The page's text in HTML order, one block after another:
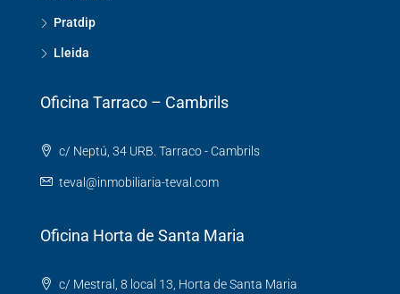
Pratdip
Lleida
Oficina Tarraco – Cambrils
c/ Neptú, 34 URB. Tarraco - Cambrils
teval@inmobiliaria-teval.com
Oficina Horta de Santa Maria
c/ Mestral, 8 local 13, Horta de Santa Maria